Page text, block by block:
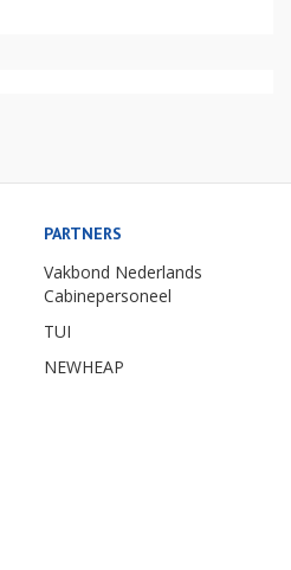
PARTNERS
Vakbond Nederlands
Cabinepersoneel
TUI
NEWHEAP